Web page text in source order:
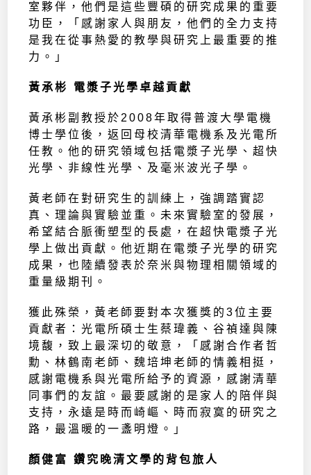
室夥伴，他們是這些豐碩的研究成果的重要
功臣，「感謝家人與朋友，他們的全力支持
是我在從事熱愛的教學與研究上最重要的推
力。」
黃承彬 電漿子光學卓越貢獻
黃承彬副教授於2008年取得普渡大學電機
博士學位後，返回母校清華電機系及光電所
任教。他的研究領域包括電漿子光學、超快
光學、非線性光學、及毫米波光子學。
黃老師在對研究生的訓練上，強調踏實認
真、理論與實驗並重。未來實驗室的發展，
希望結合脈衝塑型的長處，在超快電漿子光
學上做出貢獻。他近期在電漿子光學的研究
成果，也陸續發表於奈米與物理相關領域的
重量級期刊。
獲此殊榮，黃老師要對本次獲獎的3位主要
貢獻者：光電所碩士生蔡瑋義、谷禎達與陳
境馥，致上最深切的敬意，「感謝合作者哲
勳、林鶴南老師、魏培坤老師的情義相挺，
感謝電機系與光電所給予的資源，感謝清華
同事們的友誼。最要感謝的是家人的陪伴與
支持，永遠是時而崎嶇、時而寂寞的研究之
路，最溫暖的一盞明燈。」
顏健富 鑽究晚清文學的背包旅人